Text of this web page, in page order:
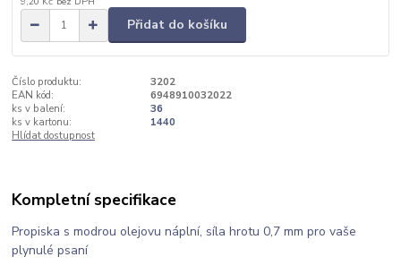
Přidat do košíku
Číslo produktu:
3202
EAN kód:
6948910032022
ks v balení:
36
ks v kartonu:
1440
Hlídat dostupnost
Kompletní specifikace
Propiska s modrou olejovu náplní, síla hrotu 0,7 mm pro vaše
plynulé psaní